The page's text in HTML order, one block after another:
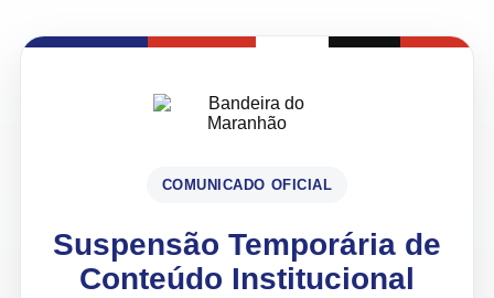
COMUNICADO OFICIAL
Suspensão Temporária de
Conteúdo Institucional